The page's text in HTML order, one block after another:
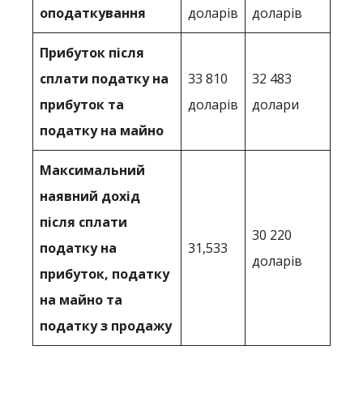
оподаткування
доларів
доларів
Прибуток після
сплати податку на
прибуток та
податку на майно
33 810
доларів
32 483
долари
Максимальний
наявний дохід
після сплати
податку на
прибуток, податку
на майно та
податку з продажу
31,533
30 220
доларів